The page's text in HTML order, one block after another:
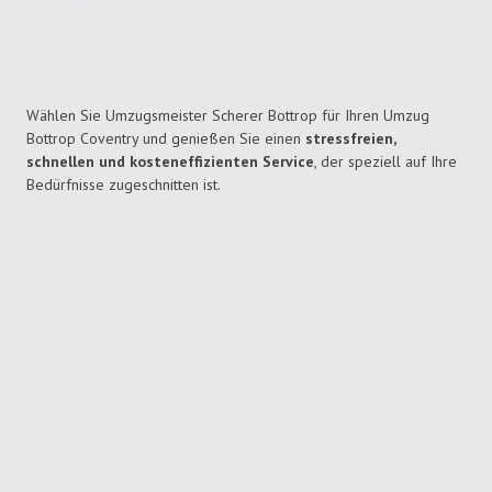
Wählen Sie Umzugsmeister Scherer Bottrop für Ihren Umzug
Bottrop Coventry und genießen Sie einen stressfreien,
schnellen und kosteneffizienten Service, der speziell auf Ihre
Bedürfnisse zugeschnitten ist.